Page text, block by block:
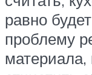
равно
проблему